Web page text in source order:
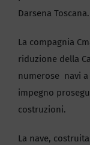
Darsena Toscana.
La compagnia
riduzione della
numerose navi
impegno
costruzioni.
La nave,